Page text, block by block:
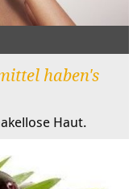
haben's
Haut.